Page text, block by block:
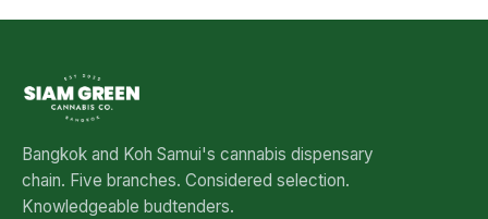
Bangkok and Koh Samui's cannabis dispensary
chain. Five branches. Considered selection.
Knowledgeable budtenders.